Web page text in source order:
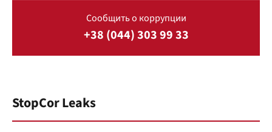
Сообщить о коррупции
+38 (044) 303 99 33
StopCor Leaks